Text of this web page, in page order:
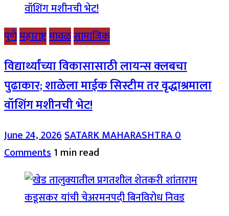
पुणेमहाराष्ट्रमावळसामाजिक
विद्यार्थ्यांच्या विकासासाठी लायन्स क्लबचा
पुढाकार; शाळेला माईक सिस्टीम तर वृद्धाश्रमाला
वॉशिंग मशीनची भेट!
June 24, 2026SATARK MAHARASHTRA0
Comments1 min read